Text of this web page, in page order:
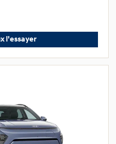
l'essayer